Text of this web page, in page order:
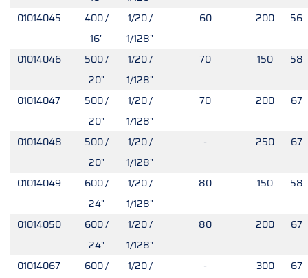
01014045
400 /
16"
1/20 /
1/128"
60 200 56
01014046
500 /
20"
1/20 /
1/128"
70 150 58
01014047
500 /
20"
1/20 /
1/128"
70 200 67
01014048
500 /
20"
1/20 /
1/128"
- 250 67
01014049
600 /
24"
1/20 /
1/128"
80 150 58
01014050
600 /
24"
1/20 /
1/128"
80 200 67
01014067
600 /
1/20 /
- 300 67